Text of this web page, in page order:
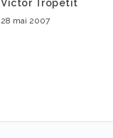
Victor Tropetit
28 mai 2007